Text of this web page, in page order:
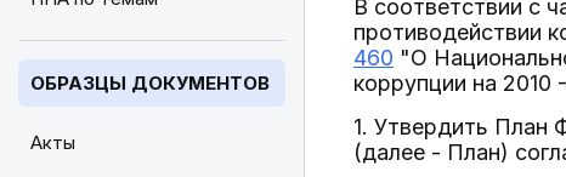
ОБРАЗЦЫ ДОКУМЕНТОВ
Акты
В соответствии с
противодействии
460 "О
коррупции на 2010
1. Утвердить План
(далее - План)